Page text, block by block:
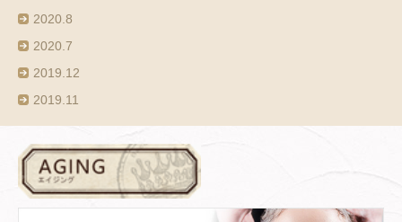
2020.8
2020.7
2019.12
2019.11